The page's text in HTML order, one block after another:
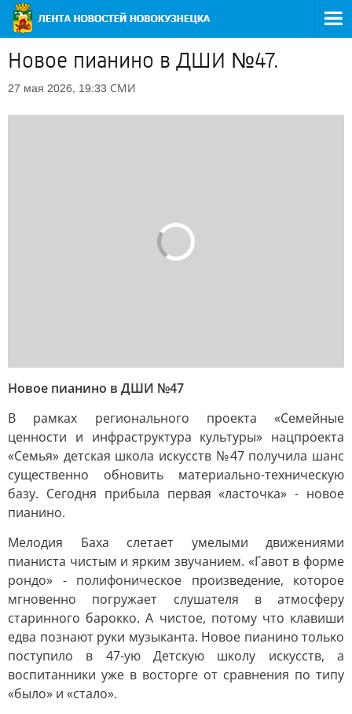
Новое пианино в ДШИ №47.
27 мая 2026, 19:33 СМИ
Новое пианино в ДШИ №47
В рамках регионального проекта «Семейные
ценности и инфраструктура культуры» нацпроекта
«Семья» детская школа искусств №47 получила шанс
существенно обновить материально-техническую
базу. Сегодня прибыла первая «ласточка» - новое
пианино.
Мелодия Баха слетает умелыми движениями
пианиста чистым и ярким звучанием. «Гавот в форме
рондо» - полифоническое произведение, которое
мгновенно погружает слушателя в атмосферу
старинного барокко. А чистое, потому что клавиши
едва познают руки музыканта. Новое пианино только
поступило в 47-ую Детскую школу искусств, а
воспитанники уже в восторге от сравнения по типу
«было» и «стало».